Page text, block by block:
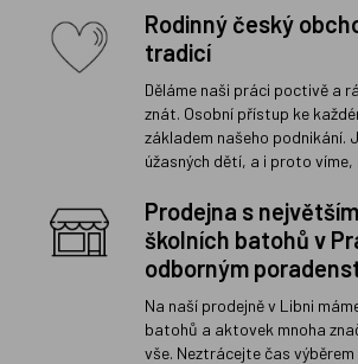
Rodinný český
tradicí
Děláme naši práci poctivě a
znát. Osobní přístup ke
základem našeho podnikání.
úžasných dětí, a i proto
Prodejna s
školních batohů v
odborným
Na naší prodejně v Libni
batohů a aktovek mnoha
vše. Neztrácejte čas